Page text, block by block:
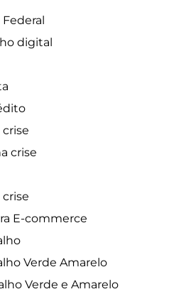
digital
crise
E-commerce
Verde Amarelo
Verde e Amarelo